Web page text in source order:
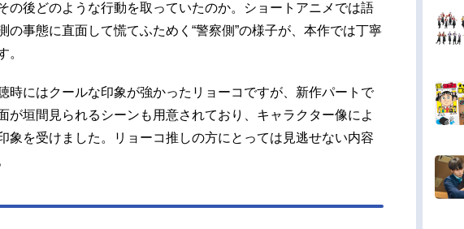
の後どのような行動を取っていたのか。ショートアニメでは語
の事態に直面して慌てふためく“警察側”の様子が、本作では丁寧
。
時にはクールな印象が強かったリョーコですが、新作パートで
が垣間見られるシーンも用意されており、キャラクター像によ
象を受けました。リョーコ推しの方にとっては見逃せない内容